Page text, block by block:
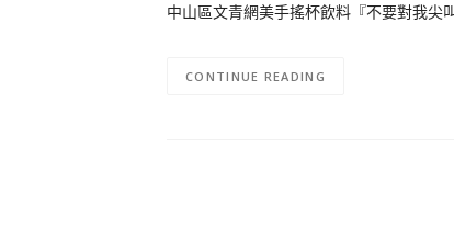
中山區文青網美手搖杯飲料『不要對我
CONTINUE READING